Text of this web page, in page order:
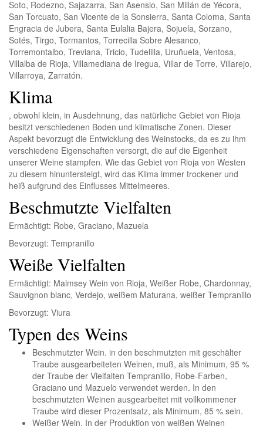
Soto, Rodezno, Sajazarra, San Asensio, San Millán de Yécora,
San Torcuato, San Vicente de la Sonsierra, Santa Coloma, Santa
Engracia de Jubera, Santa Eulalia Bajera, Sojuela, Sorzano,
Sotés, Tirgo, Tormantos, Torrecilla Sobre Alesanco,
Torremontalbo, Treviana, Tricio, Tudelilla, Uruñuela, Ventosa,
Villalba de Rioja, Villamediana de Iregua, Villar de Torre, Villarejo,
Villarroya, Zarratón.
Klima
, obwohl klein, in Ausdehnung, das natürliche Gebiet von Rioja
besitzt verschiedenen Boden und klimatische Zonen. Dieser
Aspekt bevorzugt die Entwicklung des Weinstocks, da es zu ihm
verschiedene Eigenschaften versorgt, die auf die Eigenheit
unserer Weine stampfen. Wie das Gebiet von Rioja von Westen
zu diesem hinuntersteigt, wird das Klima immer trockener und
heiß aufgrund des Einflusses Mittelmeeres.
Beschmutzte Vielfalten
Ermächtigt: Robe, Graciano, Mazuela
Bevorzugt: Tempranillo
Weiße Vielfalten
Ermächtigt: Malmsey Wein von Rioja, Weißer Robe, Chardonnay,
Sauvignon blanc, Verdejo, weißem Maturana, weißer Tempranillo
Bevorzugt: Viura
Typen des Weins
Beschmutzter Wein. in den beschmutzten mit geschälter
Traube ausgearbeiteten Weinen, muß, als Minimum, 95 %
der Traube der Vielfalten Tempranillo, Robe-Farben,
Graciano und Mazuelo verwendet werden. In den
beschmutzten Weinen ausgearbeitet mit vollkommener
Traube wird dieser Prozentsatz, als Minimum, 85 % sein.
Weißer Wein. In der Produktion von weißen Weinen